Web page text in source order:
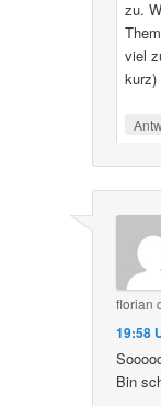
zu.
viel
kurz)
florian
19:58
Bin